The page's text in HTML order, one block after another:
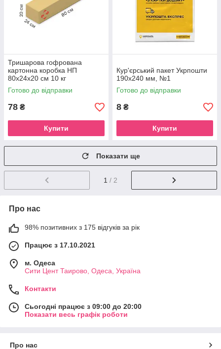
Тришарова гофрована
картонна коробка НП
80х24х20 см 10 кг
Готово до відправки
78 ₴
Купити
Кур'єрський пакет Укрпошти
190x240 мм, №1
Готово до відправки
8 ₴
Купити
Показати ще
1 / 2
Про нас
98% позитивних з 175 відгуків за рік
Працює з 17.10.2021
м. Одеса
Сити Цент Таирово, Одеса, Україна
Контакти
Сьогодні працює з 09:00 до 20:00
Показати весь графік роботи
Про нас